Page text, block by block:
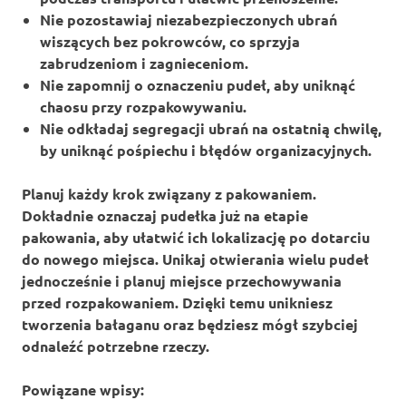
Nie pozostawiaj niezabezpieczonych ubrań
wiszących bez pokrowców, co sprzyja
zabrudzeniom i zagnieceniom.
Nie zapomnij o oznaczeniu pudeł, aby uniknąć
chaosu przy rozpakowywaniu.
Nie odkładaj segregacji ubrań na ostatnią chwilę,
by uniknąć pośpiechu i błędów organizacyjnych.
Planuj każdy krok związany z pakowaniem.
Dokładnie oznaczaj pudełka już na etapie
pakowania, aby ułatwić ich lokalizację po dotarciu
do nowego miejsca. Unikaj otwierania wielu pudeł
jednocześnie i planuj miejsce przechowywania
przed rozpakowaniem. Dzięki temu unikniesz
tworzenia bałaganu oraz będziesz mógł szybciej
odnaleźć potrzebne rzeczy.
Powiązane wpisy: